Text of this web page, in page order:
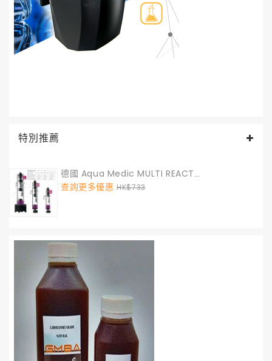
特別推薦
德國 Aqua Medic MULTI REACTOR S GEN II (煮豆機) S 號
查詢更多優惠 HK$733